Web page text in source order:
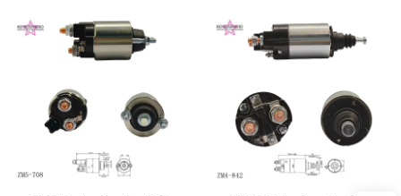
ավտոմեքենայային
պահեստամասեր